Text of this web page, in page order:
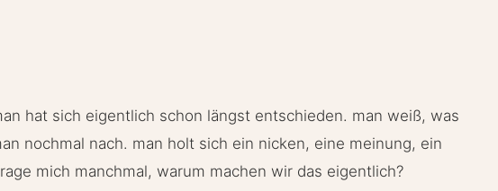
hat sich eigentlich schon längst entschieden. man weiß, was
nochmal nach. man holt sich ein nicken, eine meinung, ein
mich manchmal, warum machen wir das eigentlich?